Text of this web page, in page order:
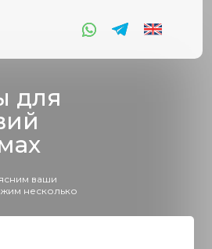
для
ваши
несколько